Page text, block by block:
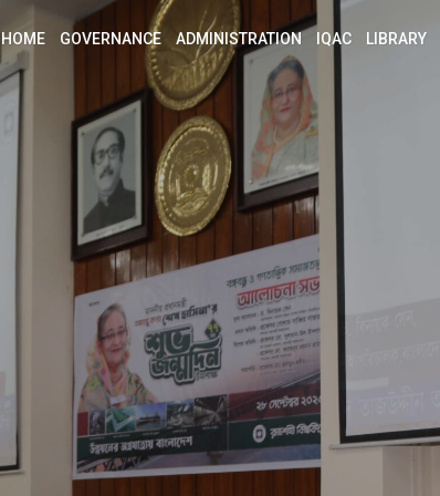
HOME GOVERNANCE ADMINISTRATION IQAC LIBRARY